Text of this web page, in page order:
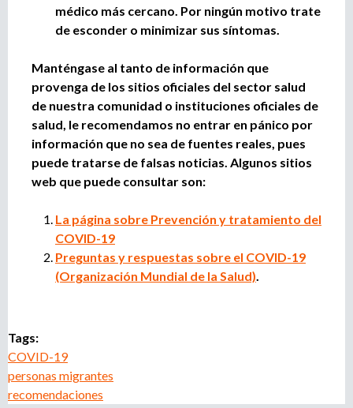
médico más cercano. Por ningún motivo trate
de esconder o minimizar sus síntomas.
Manténgase al tanto de información que
provenga de los sitios oficiales del sector salud
de nuestra comunidad o instituciones oficiales de
salud, le recomendamos no entrar en pánico por
información que no sea de fuentes reales, pues
puede tratarse de falsas noticias. Algunos sitios
web que puede consultar son:
La página sobre Prevención y tratamiento del
COVID-19
Preguntas y respuestas sobre el COVID-19
(Organización Mundial de la Salud)
Tags:
COVID-19
personas migrantes
recomendaciones